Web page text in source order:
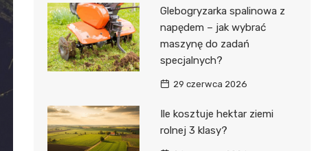
Glebogryzarka spalinowa z
napędem – jak wybrać
maszynę do zadań
specjalnych?
29 czerwca 2026
Ile kosztuje hektar ziemi
rolnej 3 klasy?